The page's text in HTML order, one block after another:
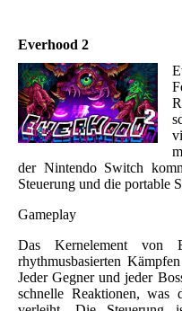
Everhood 2
der Nintendo Switch
Steuerung und die portable
Gameplay
Das Kernelement
rhythmusbasierten
Jeder Gegner und jeder
schnelle Reaktionen, was